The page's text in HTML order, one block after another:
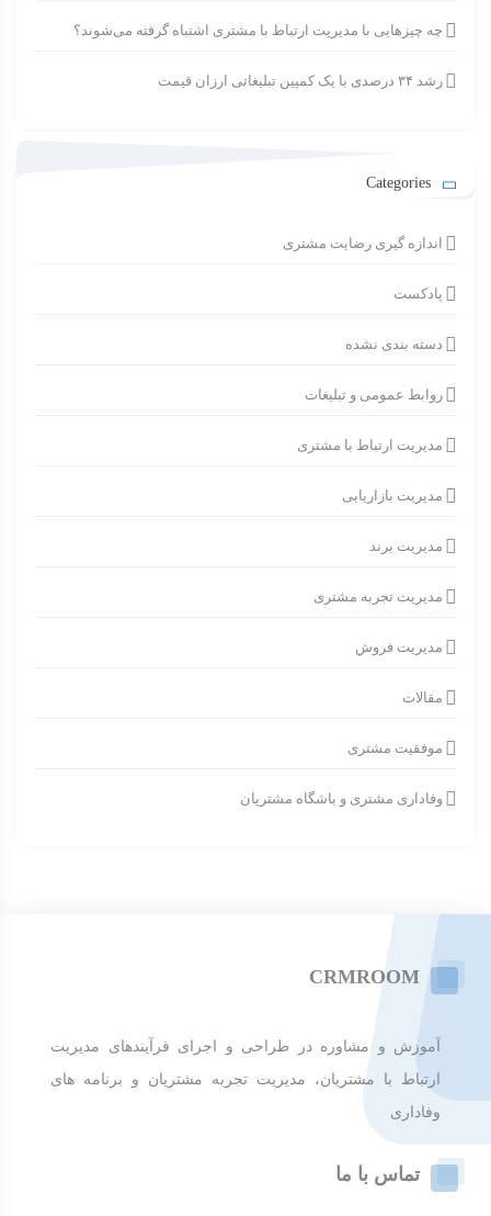
چه چیزهایی با مدیریت ارتباط با مشتری اشتباه گرفته می‌شوند؟
رشد ۳۴ درصدی با یک کمپین تبلیغاتی ارزان قیمت
Categories
اندازه گیری رضایت مشتری
پادکست
دسته بندی نشده
روابط عمومی و تبلیغات
مدیریت ارتباط با مشتری
مدیریت بازاریابی
مدیریت برند
مدیریت تجربه مشتری
مدیریت فروش
مقالات
موفقیت مشتری
وفاداری مشتری و باشگاه مشتریان
CRMROOM
آموزش و مشاوره در طراحی و اجرای فرآیندهای مدیریت
ارتباط با مشتریان، مدیریت تجربه مشتریان و برنامه های
وفاداری
تماس با ما